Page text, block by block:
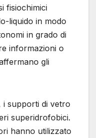
fisiochimici
liquido in modo
in grado di
informazioni o
gli
i supporti di vetro
superidrofobici.
hanno utilizzato